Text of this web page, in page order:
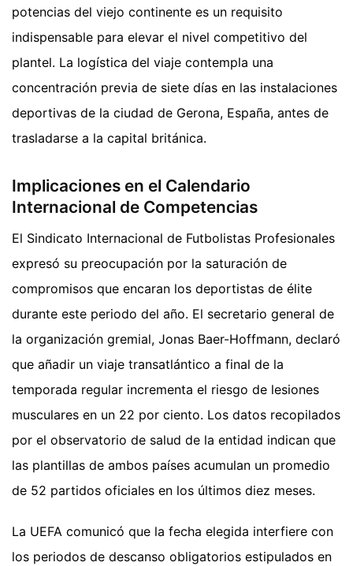
potencias del viejo continente es un requisito
indispensable para elevar el nivel competitivo del
plantel. La logística del viaje contempla una
concentración previa de siete días en las instalaciones
deportivas de la ciudad de Gerona, España, antes de
trasladarse a la capital británica.
Implicaciones en el Calendario
Internacional de Competencias
El Sindicato Internacional de Futbolistas Profesionales
expresó su preocupación por la saturación de
compromisos que encaran los deportistas de élite
durante este periodo del año. El secretario general de
la organización gremial, Jonas Baer-Hoffmann, declaró
que añadir un viaje transatlántico a final de la
temporada regular incrementa el riesgo de lesiones
musculares en un 22 por ciento. Los datos recopilados
por el observatorio de salud de la entidad indican que
las plantillas de ambos países acumulan un promedio
de 52 partidos oficiales en los últimos diez meses.
La UEFA comunicó que la fecha elegida interfiere con
los periodos de descanso obligatorios estipulados en